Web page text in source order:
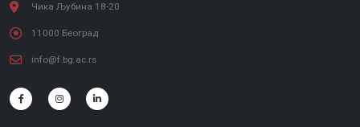
Чика Љубина 18-20
11000 Београд
info@f.bg.ac.rs